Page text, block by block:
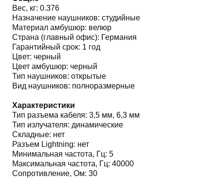
Вес, кг: 0.376
Назначение наушников: студийные
Материал амбушюр: велюр
Страна (главный офис): Германия
Гарантийный срок: 1 год
Цвет: черный
Цвет амбушюр: черный
Тип наушников: открытые
Вид наушников: полноразмерные
Характеристики
Тип разъема кабеля: 3,5 мм, 6,3 мм
Тип излучателя: динамические
Складные: нет
Разъем Lightning: нет
Минимальная частота, Гц: 5
Максимальная частота, Гц: 40000
Сопротивление, Ом: 30